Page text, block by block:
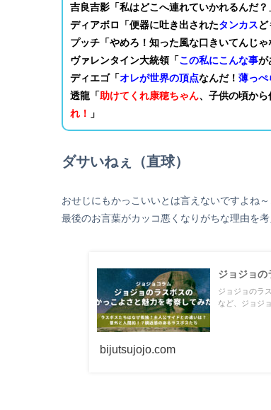
吉良吉影「私はどこへ連れていかれるんだ？
ディアボロ「便器に吐き出されたタンカスど
プッチ「やめろ！知った風な口きいてんじゃ
ヴァレンタイン大統領「この私にこんな事が
ディエゴ「オレが世界の頂点なんだ！ 薄っぺ
透龍「 助けてくれ康穂ちゃん、子供の頃か
れ！
」
ダサいねぇ（直球）
おせじにもかっこいいとは言えないですよね
最後のお言葉がカッコ悪くなりがちな理由を考
ジョジョの
ジョジョのラ
など、ジョジ
bijutsujojo.com